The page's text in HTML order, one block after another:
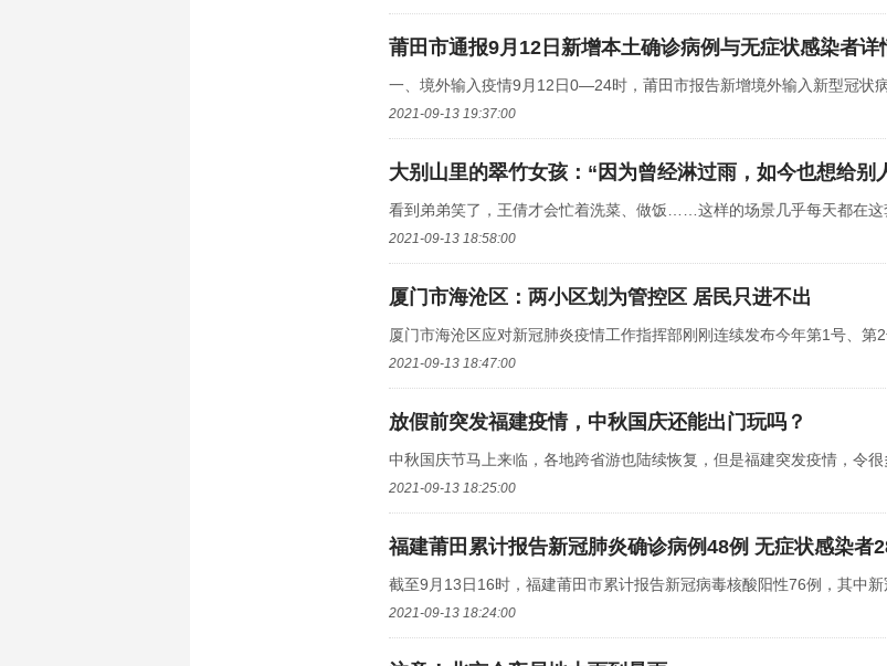
莆田市通报9月12日新增本土确诊病例与无症状感染者详
一、境外输入疫情9月12日0—24时，莆田市报告新增境外输入新型冠状
2021-09-13 19:37:00
大别山里的翠竹女孩：“因为曾经淋过雨，如今也想给别
看到弟弟笑了，王倩才会忙着洗菜、做饭……这样的场景几乎每天都在这
2021-09-13 18:58:00
厦门市海沧区：两小区划为管控区 居民只进不出
厦门市海沧区应对新冠肺炎疫情工作指挥部刚刚连续发布今年第1号、第
2021-09-13 18:47:00
放假前突发福建疫情，中秋国庆还能出门玩吗？
中秋国庆节马上来临，各地跨省游也陆续恢复，但是福建突发疫情，令很
2021-09-13 18:25:00
福建莆田累计报告新冠肺炎确诊病例48例 无症状感染者
截至9月13日16时，福建莆田市累计报告新冠病毒核酸阳性76例，其中新
2021-09-13 18:24:00